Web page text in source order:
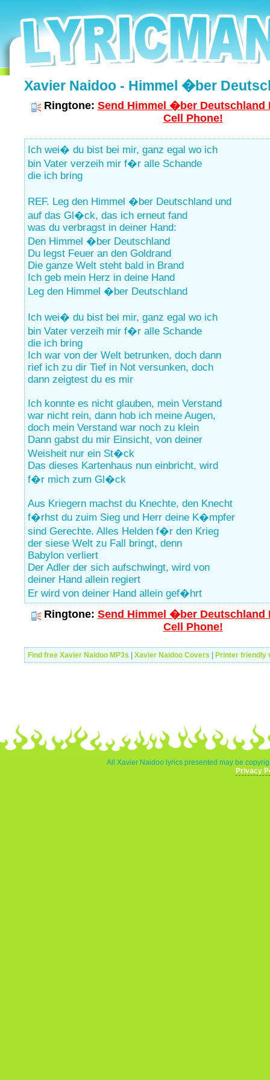
Xavier Naidoo - Himmel �ber
Ringtone: Send Himmel �ber Deutschland
Cell Phone!
Ich wei� du bist bei mir, ganz egal wo ich
bin Vater verzeih mir f�r alle Schande
die ich bring
REF. Leg den Himmel �ber Deutschland und
auf das Gl�ck, das ich erneut fand
was du verbragst in deiner Hand:
Den Himmel �ber Deutschland
Du legst Feuer an den Goldrand
Die ganze Welt steht bald in Brand
Ich geb mein Herz in deine Hand
Leg den Himmel �ber Deutschland
Ich wei� du bist bei mir, ganz egal wo ich
bin Vater verzeih mir f�r alle Schande
die ich bring
Ich war von der Welt betrunken, doch dann
rief ich zu dir Tief in Not versunken, doch
dann zeigtest du es mir
Ich konnte es nicht glauben, mein Verstand
war nicht rein, dann hob ich meine Augen,
doch mein Verstand war noch zu klein
Dann gabst du mir Einsicht, von deiner
Weisheit nur ein St�ck
Das dieses Kartenhaus nun einbricht, wird
f�r mich zum Gl�ck
Aus Kriegern machst du Knechte, den Knecht
f�rhst du zuim Sieg und Herr deine K�mpfer
sind Gerechte. Alles Helden f�r den Krieg
der siese Welt zu Fall bringt, denn
Babylon verliert
Der Adler der sich aufschwingt, wird von
deiner Hand allein regiert
Er wird von deiner Hand allein gef�hrt
Ringtone: Send Himmel �ber Deutschland
Cell Phone!
Find free Xavier Naidoo MP3s Xavier Naidoo Covers Printer friendly
All Xavier Naidoo lyrics presented may be
Privacy